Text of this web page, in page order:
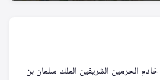
الحرمين الشريفين الملك سلمان بن